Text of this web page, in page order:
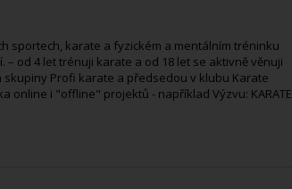
sportech, karate a fyzickém a mentálním tréninku
– od 4 let trénuji karate a od 18 let se aktivně věnuji
Profi karate a předsedou v klubu Karate
online i "offline" projektů - například Výzvu: KARATE